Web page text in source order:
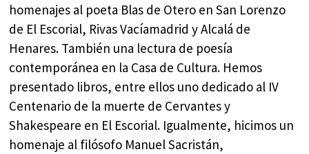
homenajes al poeta Blas de Otero en San Lorenzo
de El Escorial, Rivas Vacíamadrid y Alcalá de
Henares. También una lectura de poesía
contemporánea en la Casa de Cultura. Hemos
presentado libros, entre ellos uno dedicado al IV
Centenario de la muerte de Cervantes y
Shakespeare en El Escorial. Igualmente, hicimos un
homenaje al filósofo Manuel Sacristán,